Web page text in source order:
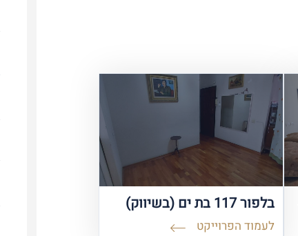
בלפור 117 בת ים (בשיווק)
לעמוד הפרוייקט